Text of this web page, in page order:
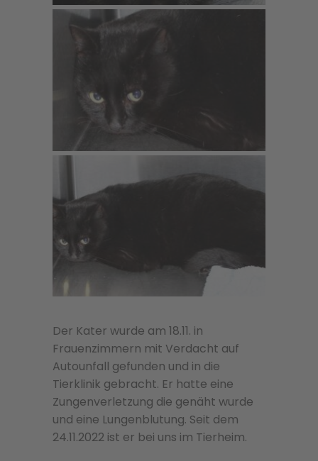
Der Kater wurde am 18.11. in
Frauenzimmern mit Verdacht auf
Autounfall gefunden und in die
Tierklinik gebracht. Er hatte eine
Zungenverletzung die genäht wurde
und eine Lungenblutung. Seit dem
24.11.2022 ist er bei uns im Tierheim.